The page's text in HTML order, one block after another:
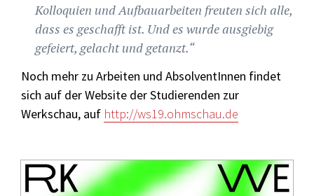
Kolloquien und Aufbauarbeiten freuten sich alle,
dass es geschafft ist. Und es wurde ausgiebig
gefeiert, gelacht und getanzt.“
Noch mehr zu Arbeiten und AbsolventInnen findet
sich auf der Website der Studierenden zur
Werkschau, auf http://ws19.ohmschau.de